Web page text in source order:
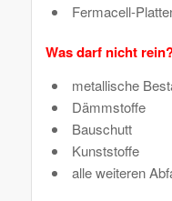
Fermacell-
Was darf nicht
metallische
Dämmstoffe
Bauschutt
Kunststoffe
alle weiteren